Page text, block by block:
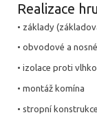
Realizace
• základy
• obvodové a
• izolace proti
• montáž komína
• stropní konstrukce